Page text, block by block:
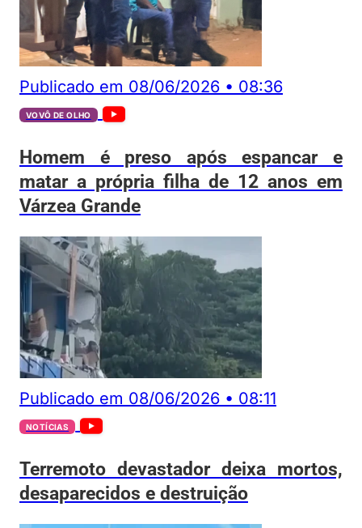
Publicado em 08/06/2026 • 08:36
VOVÔ DE OLHO
Homem é preso após espancar e
matar a própria filha de 12 anos em
Várzea Grande
Publicado em 08/06/2026 • 08:11
NOTÍCIAS
Terremoto devastador deixa mortos,
desaparecidos e destruição